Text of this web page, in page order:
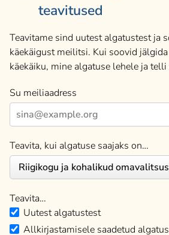
teavitused
Teavitame sind uutest algatustest ja
käekäigust meilitsi. Kui soovid
käekäiku, mine algatuse lehele ja
Su meiliaadress
Teavita, kui algatuse saajaks on…
Teavita…
Uutest algatustest
Allkirjastamisele saadetud